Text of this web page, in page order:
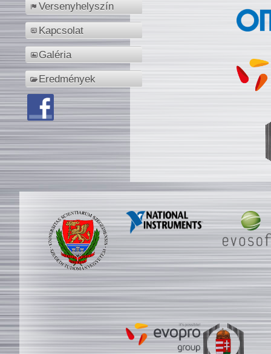
Versenyhelyszín
Kapcsolat
Galéria
Eredmények